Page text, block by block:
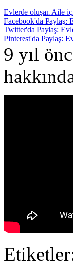
Evlerde oluşan Aile içi
Facebook'da Paylaş:
Twitter'da Paylaş:
Pinterest'da Paylaş:
9 yıl